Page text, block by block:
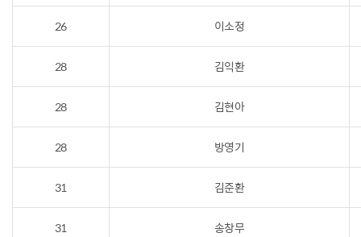
26 이소정
28 김익환
28 김현아
28 방영기
31 김준환
31 송창무